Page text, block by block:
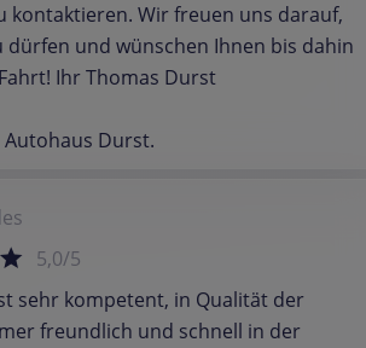
kontaktieren. Wir freuen uns darauf,
dürfen und wünschen Ihnen bis dahin
Ihr Thomas Durst
Durst.
5,0/5
sehr kompetent, in Qualität der
freundlich und schnell in der